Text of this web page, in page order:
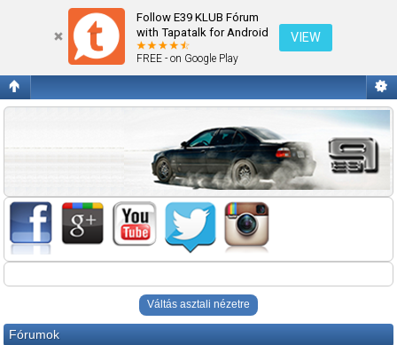
Follow E39 KLUB Fórum
with Tapatalk for Android
FREE - on Google Play
VIEW
Alkatrész
Váltás asztali nézetre
Fórumok